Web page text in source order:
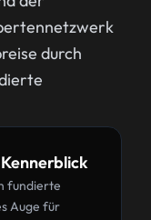
durch
fundierte
Auge für